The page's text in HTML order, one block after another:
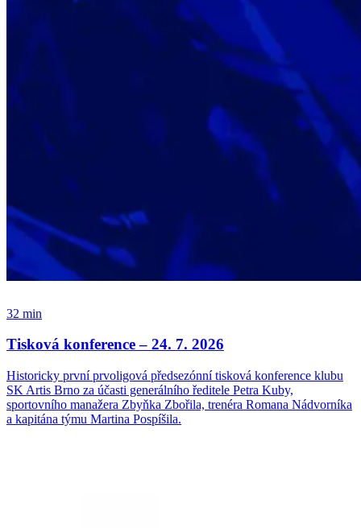
32 min
Tisková konference – 24. 7. 2026
Historicky první prvoligová předsezónní tisková konference klubu
SK Artis Brno za účasti generálního ředitele Petra Kuby,
sportovního manažera Zbyňka Zbořila, trenéra Romana Nádvorníka
a kapitána týmu Martina Pospíšila.